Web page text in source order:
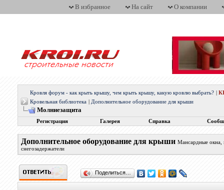
В избранное На сайт О компании
Кровля форум - как крыть крышу, чем крыть крышу, какую кровлю выбрать?
Кровельная библиотека
Дополнительное оборудование для крыши
Молниезащита
Регистрация Галерея Справка
Дополнительное оборудование для крыши Мансардные окна,
снегозадержатели
Поделиться…